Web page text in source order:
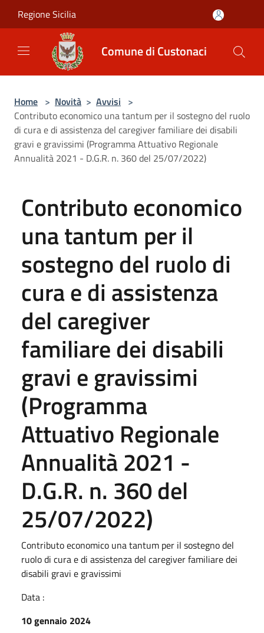
Regione Sicilia
Comune di Custonaci
Home > Novità > Avvisi >
Contributo economico una tantum per il sostegno del ruolo
di cura e di assistenza del caregiver familiare dei disabili
gravi e gravissimi (Programma Attuativo Regionale
Annualità 2021 - D.G.R. n. 360 del 25/07/2022)
Contributo economico
una tantum per il
sostegno del ruolo di
cura e di assistenza
del caregiver
familiare dei disabili
gravi e gravissimi
(Programma
Attuativo Regionale
Annualità 2021 -
D.G.R. n. 360 del
25/07/2022)
Contributo economico una tantum per il sostegno del
ruolo di cura e di assistenza del caregiver familiare dei
disabili gravi e gravissimi
Data :
10 gennaio 2024